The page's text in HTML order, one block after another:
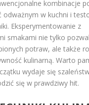
kombinacje
odważnym w kuchni i
Eksperymentowanie z
smakami nie tylko
potraw, ale także
kulinarną. Warto
wydaje się
się w prawdziwy hit.